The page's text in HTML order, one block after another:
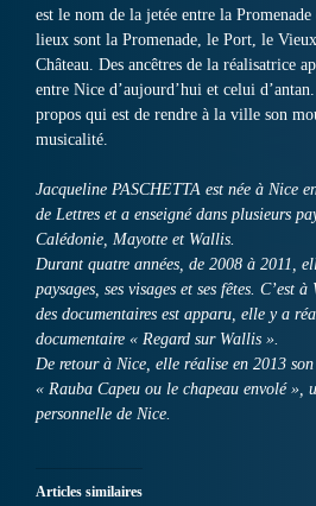
est le nom de la jetée entre la
lieux sont la Promenade, le Port, le
Château. Des ancêtres de la réalisatrice
entre Nice d’aujourd’hui et celui
propos qui est de rendre à la ville son
musicalité.
Jacqueline PASCHETTA est née à Nice
de Lettres et a enseigné dans plusieurs
Calédonie, Mayotte et Wallis.
Durant quatre années, de 2008 à 2011,
paysages, ses visages et ses fêtes. C’est
des documentaires est apparu, elle y a
documentaire « Regard sur Wallis ».
De retour à Nice, elle réalise en 2013
« Rauba Capeu ou le chapeau envolé »,
personnelle de Nice.
Articles similaires